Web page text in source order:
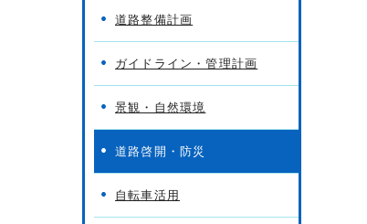
道路整備計画
ガイドライン・管理計画
景観・自然環境
道路啓開・防災
自転車活用